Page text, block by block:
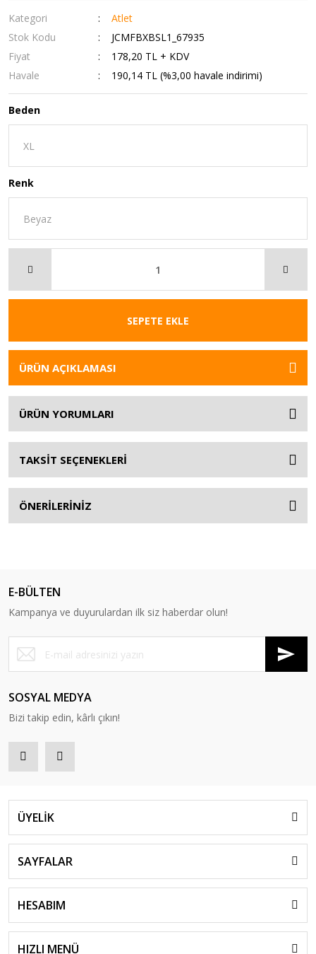
Kategori
Atlet
Stok Kodu
JCMFBXBSL1_67935
Fiyat
178,20 TL + KDV
Havale
190,14 TL (%3,00 havale indirimi)
Beden
Renk
SEPETE EKLE
ÜRÜN AÇIKLAMASI
ÜRÜN YORUMLARI
TAKSİT SEÇENEKLERİ
ÖNERİLERİNİZ
E-BÜLTEN
Kampanya ve duyurulardan ilk siz haberdar olun!
SOSYAL MEDYA
Bizi takip edin, kârlı çıkın!
ÜYELİK
SAYFALAR
HESABIM
HIZLI MENÜ